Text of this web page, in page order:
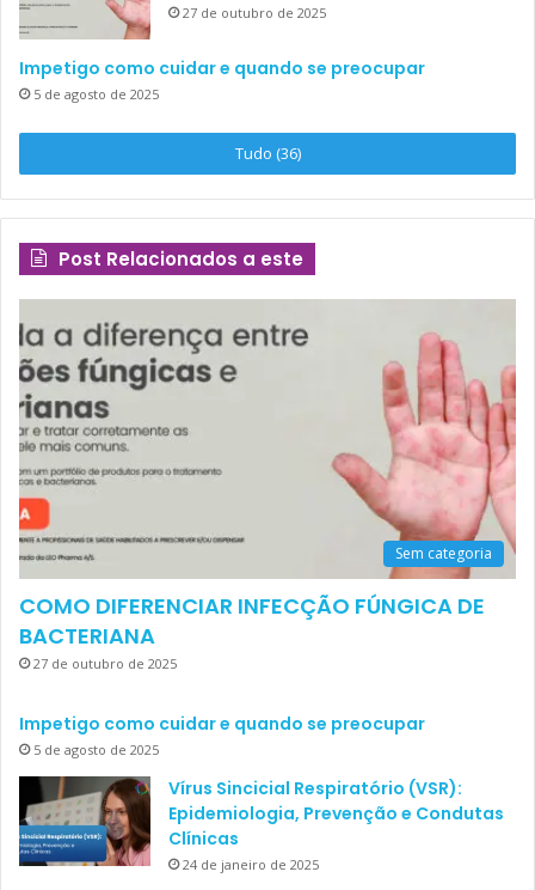
27 de outubro de 2025
Impetigo como cuidar e quando se preocupar
5 de agosto de 2025
Tudo (36)
Post Relacionados a este
Sem categoria
COMO DIFERENCIAR INFECÇÃO FÚNGICA DE
BACTERIANA
27 de outubro de 2025
Impetigo como cuidar e quando se preocupar
5 de agosto de 2025
Vírus Sincicial Respiratório (VSR):
Epidemiologia, Prevenção e Condutas
Clínicas
24 de janeiro de 2025